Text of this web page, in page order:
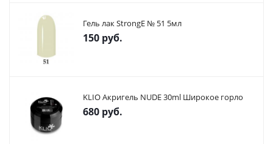
Гель лак StrongE № 51 5мл
150 руб.
KLIO Акригель NUDE 30ml Широкое горло
680 руб.